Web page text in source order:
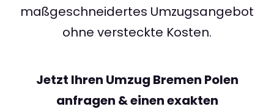
maßgeschneidertes Umzugsangebot
ohne versteckte Kosten.
Jetzt Ihren Umzug Bremen Polen
anfragen & einen exakten